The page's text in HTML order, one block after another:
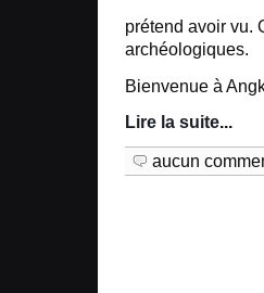
prétend avoir vu.
archéologiques.
Bienvenue à
Lire la suite...
aucun